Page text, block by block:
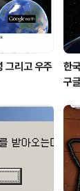
그리고 우주
한
구